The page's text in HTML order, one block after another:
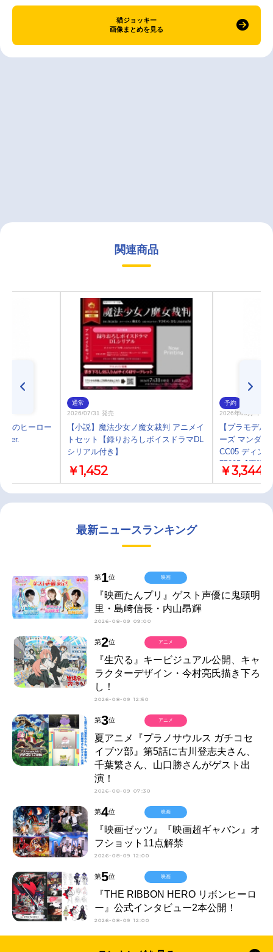
猫ジョッキー
画像まとめを見る
関連商品
僕のヒーロー
ver.
通常
2026/07/31 発売
【小説】魔法少女ノ魔女裁判 アニメイ
トセット【録りおろしボイスドラマDL
シリアル付き】
￥1,452
予約
2026年09月 中 発
【プラモデル
ーズ マンダロ
CC05 ディン
75805【再販】
￥3,344
最新ニュースランキング
第1位
『映画たんプリ』ゲスト声優に鬼頭明
里・島﨑信長・内山昂輝
2026-08-09 09:00
映画
第2位
『生穴る』キービジュアル公開、キャ
ラクターデザイン・今村亮氏描き下ろ
し！
2026-08-09 12:50
アニメ
第3位
夏アニメ『プラノサウルス ガチコセ
イブツ部』第5話に古川登志夫さん、
千葉繁さん、山口勝さんがゲスト出
演！
2026-08-09 07:30
アニメ
第4位
『映画ゼッツ』『映画超ギャバン』オ
フショット11点解禁
2026-08-09 12:00
映画
第5位
『THE RIBBON HERO リボンヒーロ
ー』公式インタビュー2本公開！
2026-08-09 12:00
映画